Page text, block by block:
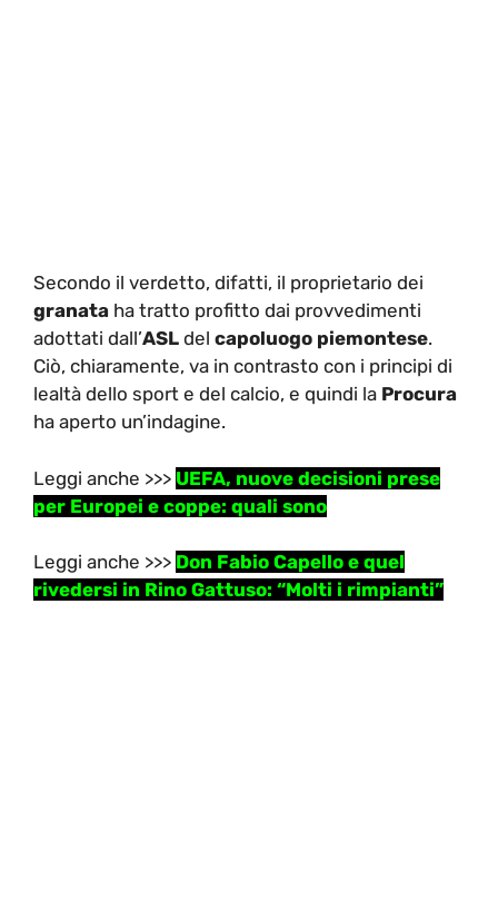
Secondo il verdetto, difatti, il proprietario dei
granata ha tratto profitto dai provvedimenti
adottati dall’ASL del capoluogo piemontese.
Ciò, chiaramente, va in contrasto con i principi di
lealtà dello sport e del calcio, e quindi la Procura
ha aperto un’indagine.
Leggi anche >>> UEFA, nuove decisioni prese
per Europei e coppe: quali sono
Leggi anche >>> Don Fabio Capello e quel
rivedersi in Rino Gattuso: “Molti i rimpianti”